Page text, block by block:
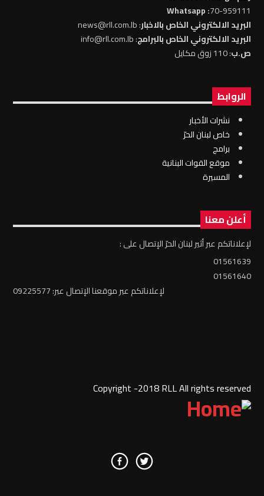
70-959111
: Whatsapp
البريد الالكتروني الخاص بالاخبار: news@rll.com.lb
البريد الالكتروني الخاص بالبرامج: info@rll.com.lb
ص.ب: 110 زوق مكايل
الروابط
نشرات الأخبار
خاص لبنان الحرّ
برامج
موقع القوات البنانية
المسيرة
أعلن معنا
لإعلاناتكم عبر أثير لبنان الحرّ الإتصال على :
01561639
01561640
لإعلاناتكم عبر موقعنا الإتصال عبر: 09225577
Copyright -2018 RLL All rights reserved